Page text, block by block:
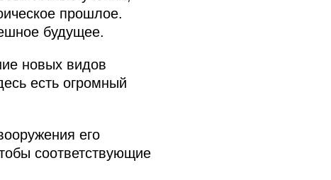
прошлое.
будущее.
новых видов
есть огромный
его
соответствующие